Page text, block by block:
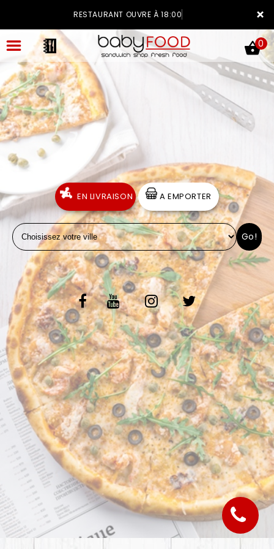
×
RESTAURANT OUVRE À 18:00
ACCUEIL
LA CARTE
VOTRE COMPTE
NOTRE RESTAURANT
VOS AVIS
MENTIONS LÉGALES
C.G.V
0
EN LIVRAISON A EMPORTER
Go!